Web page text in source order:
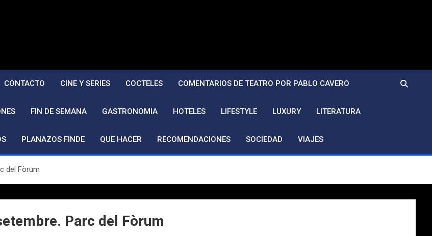
CONTACTO CINE Y SERIES COCTELES COMENTARIOS DE TEATRO POR PABLO CAVERO
FIN DE SEMANA GASTRONOMIA HOTELES LIFESTYLE LUXURY LITERATURA
PLANAZOS FINDE QUE HACER RECOMENDACIONES SOCIEDAD VIAJES
del Fòrum
Parc del Fòrum